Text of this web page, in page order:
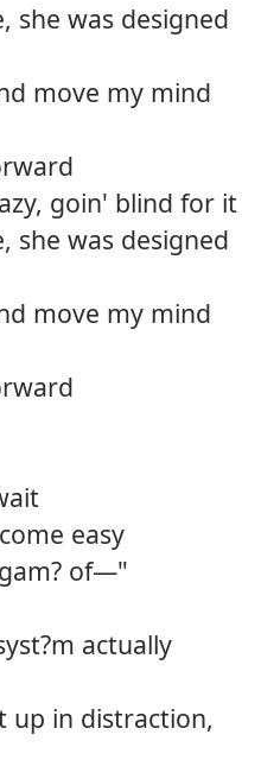
she was designed
move my mind
goin' blind for it
she was designed
move my mind
easy
of—"
actually
up in distraction,